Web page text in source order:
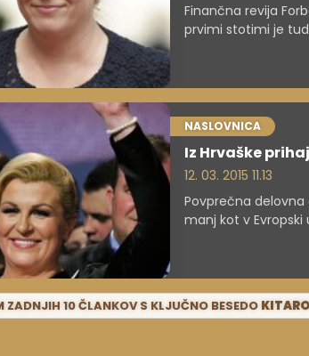
Finančna revija
prvimi stotimi je
NASLOVNICA
Iz Hrvaške
12. 03. 2015 11.13
Povprečna delovna
manj kot v Evropski
ZADNJIH 10 ČLANKOV S KLJUČNO BESEDO